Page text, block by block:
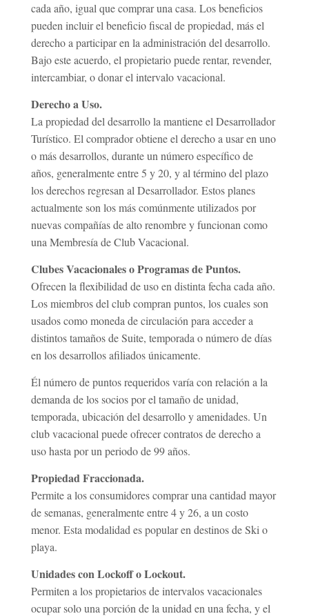
cada año, igual que comprar una casa. Los beneficios
pueden incluir el beneficio fiscal de propiedad, más el
derecho a participar en la administración del desarrollo.
Bajo este acuerdo, el propietario puede rentar, revender,
intercambiar, o donar el intervalo vacacional.
Derecho a Uso.
La propiedad del desarrollo la mantiene el Desarrollador
Turístico. El comprador obtiene el derecho a usar en uno
o más desarrollos, durante un número específico de
años, generalmente entre 5 y 20, y al término del plazo
los derechos regresan al Desarrollador. Estos planes
actualmente son los más comúnmente utilizados por
nuevas compañías de alto renombre y funcionan como
una Membresía de Club Vacacional.
Clubes Vacacionales o Programas de Puntos.
Ofrecen la flexibilidad de uso en distinta fecha cada año.
Los miembros del club compran puntos, los cuales son
usados como moneda de circulación para acceder a
distintos tamaños de Suite, temporada o número de días
en los desarrollos afiliados únicamente.
Él número de puntos requeridos varía con relación a la
demanda de los socios por el tamaño de unidad,
temporada, ubicación del desarrollo y amenidades. Un
club vacacional puede ofrecer contratos de derecho a
uso hasta por un periodo de 99 años.
Propiedad Fraccionada.
Permite a los consumidores comprar una cantidad mayor
de semanas, generalmente entre 4 y 26, a un costo
menor. Esta modalidad es popular en destinos de Ski o
playa.
Unidades con Lockoff o Lockout.
Permiten a los propietarios de intervalos vacacionales
ocupar solo una porción de la unidad en una fecha, y el